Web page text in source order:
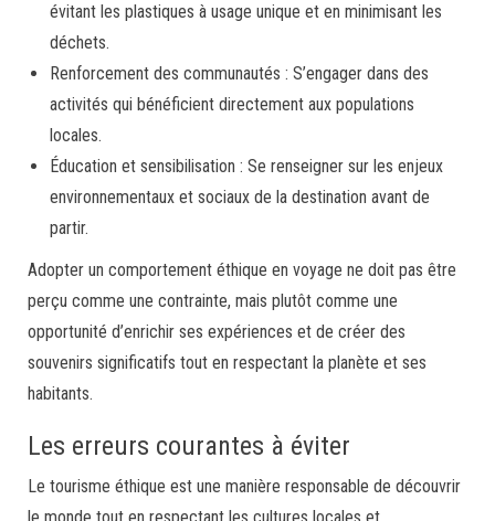
évitant les plastiques à usage unique et en minimisant les
déchets.
Renforcement des communautés : S’engager dans des
activités qui bénéficient directement aux populations
locales.
Éducation et sensibilisation : Se renseigner sur les enjeux
environnementaux et sociaux de la destination avant de
partir.
Adopter un comportement éthique en voyage ne doit pas être
perçu comme une contrainte, mais plutôt comme une
opportunité d’enrichir ses expériences et de créer des
souvenirs significatifs tout en respectant la planète et ses
habitants.
Les erreurs courantes à éviter
Le tourisme éthique est une manière responsable de découvrir